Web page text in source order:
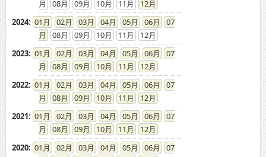
08
09 10 11
12
2022: 01 02 03 04 05 06
07
08
09 10 11
12
2021: 01 02 03 04 05 06
07
08
09 10 11
12
2020: 01 02 03 04 05 06
07
08
09 10 11
12
2019: 01 02 03 04 05 06
07
08
09 10 11
12
2018: 01 02 03 04 05 06
07